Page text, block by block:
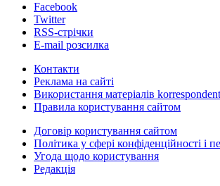
Facebook
Twitter
RSS-стрічки
E-mail розсилка
Контакти
Реклама на сайті
Використання матеріалів
Правила користування сайтом
Договір користування сайтом
Політика у сфері конфіденційності і
Угода щодо користування
Редакція